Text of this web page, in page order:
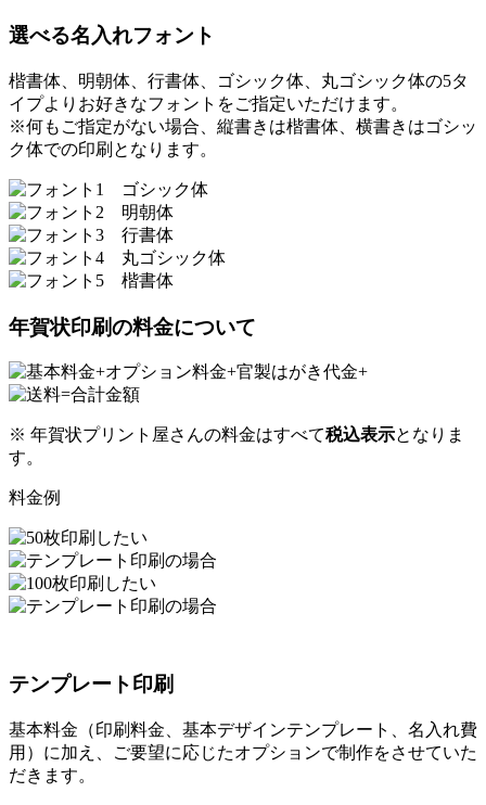
選べる名入れフォント
楷書体、明朝体、行書体、ゴシック体、丸ゴシック体の5タ
イプよりお好きなフォントをご指定いただけます。
※何もご指定がない場合、縦書きは楷書体、横書きはゴシッ
ク体での印刷となります。
年賀状印刷の料金について
※ 年賀状プリント屋さんの料金はすべて税込表示となりま
す。
料金例
テンプレート印刷
基本料金（印刷料金、基本デザインテンプレート、名入れ費
用）に加え、ご要望に応じたオプションで制作をさせていた
だきます。